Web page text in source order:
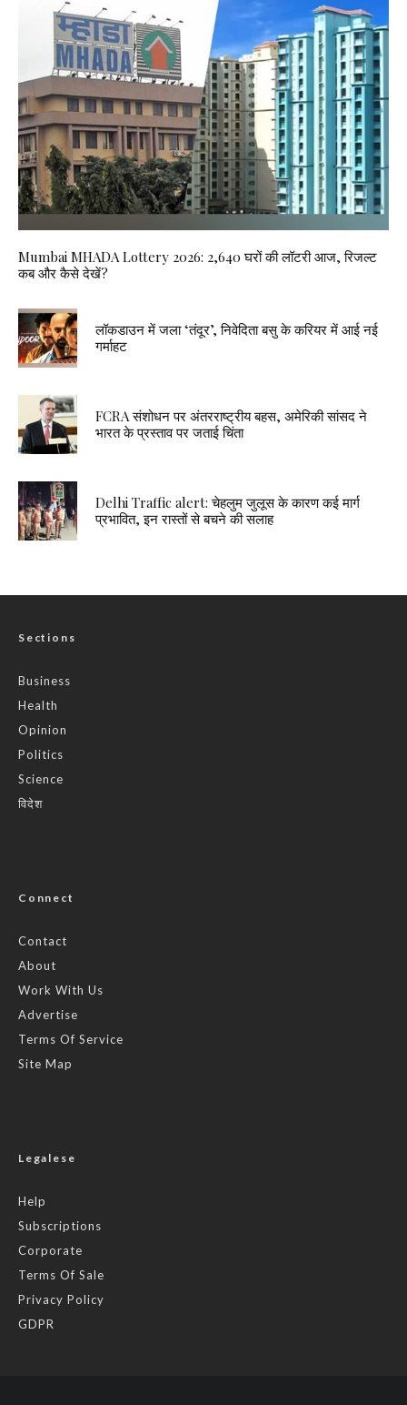
Mumbai MHADA Lottery 2026: 2,640 घरों की लॉटरी आज, रिजल्ट
कब और कैसे देखें?
लॉकडाउन में जला ‘तंदूर’, निवेदिता बसु के करियर में आई नई
गर्माहट
FCRA संशोधन पर अंतरराष्ट्रीय बहस, अमेरिकी सांसद ने
भारत के प्रस्ताव पर जताई चिंता
Delhi Traffic alert: चेहलुम जुलूस के कारण कई मार्ग
प्रभावित, इन रास्तों से बचने की सलाह
Sections
Business
Health
Opinion
Politics
Science
विदेश
Connect
Contact
About
Work With Us
Advertise
Terms Of Service
Site Map
Legalese
Help
Subscriptions
Corporate
Terms Of Sale
Privacy Policy
GDPR